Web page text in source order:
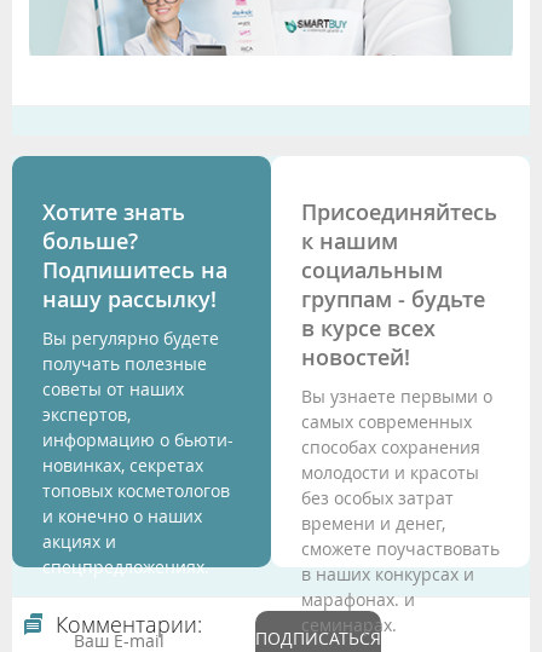
Хотите знать
больше?
Подпишитесь на
нашу рассылку!
Вы регулярно будете
получать полезные
советы от наших
экспертов,
информацию о бьюти-
новинках, секретах
топовых косметологов
и конечно о наших
акциях и
спецпредложениях.
ПОДПИСАТЬСЯ
Присоединяйтесь
к нашим
социальным
группам - будьте
в курсе всех
новостей!
Вы узнаете первыми о
самых современных
способах сохранения
молодости и красоты
без особых затрат
времени и денег,
сможете поучаствовать
в наших конкурсах и
марафонах. и
семинарах.
Комментарии: